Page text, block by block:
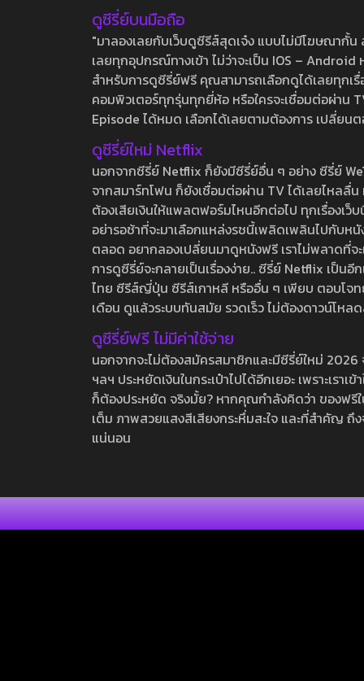
ดูซีรี่ย์บนมือถือ
"มาลองเลยกับเว็บดูซีรีส์สุดเจ๋ง แบบไม่มีโฆษณากั้
เลยทุกอุปกรณ์ทางเข้า ไม่ว่าจะเป็น IOS –
สำหรับการดูซีรี่ย์ฟรี คุณสามารถเลือกดูได้เลยทุกเ
คอมพิวเตอร์ทุกรุ่นทุกยี่ห้อ หรือใครจะเชื่อมต่อผ่าน
Episode ได้หมด เลือกได้เลยตามต้องการ เปลี่ยน
ดูซีรี่ย์ใหม่ Netflix
นอกจากซีรี่ย์ Netflix ก็ยังมีซีรี่ย์อื่น ๆ อย่าง ซีรี่ย์
จากสมาร์ทโฟน ก็ยังเชื่อมต่อผ่าน TV ได้เลยไหลลื่
ต้องเสียเงินให้แพลตฟอร์มไหนอีกต่อไป ทุกเรื่องเว็
อย่ารอช้าที่จะมาเลือกแหล่งรชนี้เพลิดเพลินไปกับห
ตลอด อยากลองเปลี่ยนมาดูหนังฟรี เราไม่พลาดที่
การดูซีรี่ย์จะกลายเป็นเรื่องง่าย.. ซีรี่ย์ Netflix เป็น
ไทย ซีรีส์ญี่ปุ่น ซีรีส์เกาหลี หรืออื่น ๆ เพียบ ตอบโจท
เดือน ดูแล้วระบบทันสมัย รวดเร็ว ไม่ต้องดาวน์โห
ดูซีรี่ย์ฟรี ไม่มีค่าใช้จ่าย
นอกจากจะไม่ต้องสมัครสมาชิกและมีซีรี่ย์ใหม่
ฯลฯ ประหยัดเงินในกระเป๋าไปได้อีกเยอะ เพราะเร
ก็ต้องประหยัด จริงมั้ย? หากคุณกำลังคิดว่า ของฟ
เต็ม ภาพสวยแสงสีเสียงกระหึ่มสะใจ และที่สำคัญ
แน่นอน